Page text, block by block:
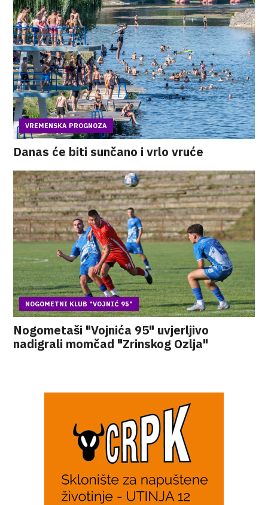
VREMENSKA PROGNOZA
Danas će biti sunčano i vrlo vruće
NOGOMETNI KLUB "VOJNIĆ 95"
Nogometaši "Vojnića 95" uvjerljivo
nadigrali momčad "Zrinskog Ozlja"